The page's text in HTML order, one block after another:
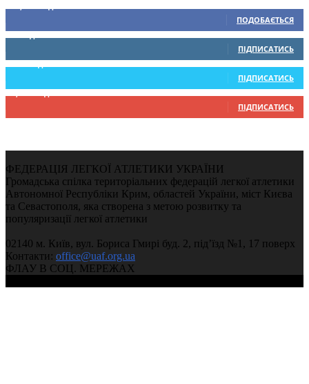
ПОДОБАЄТЬСЯ
0 Підписників
ПІДПИСАТИСЬ
234 Підписників
ПІДПИСАТИСЬ
9,370 Підписників
ПІДПИСАТИСЬ
ФЕДЕРАЦІЯ ЛЕГКОЇ АТЛЕТИКИ УКРАЇНИ
Громадська спілка територіальних федерацій легкої атлетики
Автономної Республіки Крим, областей України, міст Києва
та Севастополя, яка створена з метою розвитку та
популяризації легкої атлетики
02140 м. Київ, вул. Бориса Гмирі буд. 2, під’їзд №1, 17 поверх
Контакти: office@uaf.org.ua
ФЛАУ В СОЦ. МЕРЕЖАХ